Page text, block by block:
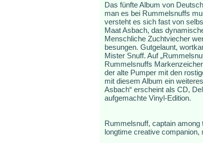
Das fünfte Album von
man es bei Rummelsnuffs
versteht es sich fast von
Maat Asbach, das
Menschliche Zuchtviecher
besungen. Gutgelaunt,
Mister Snuff. Auf
Rummelsnuffs
der alte Pumper mit den
mit diesem Album ein
Asbach“ erscheint als CD,
aufgemachte Vinyl-Edition.
Rummelsnuff, captain
longtime creative